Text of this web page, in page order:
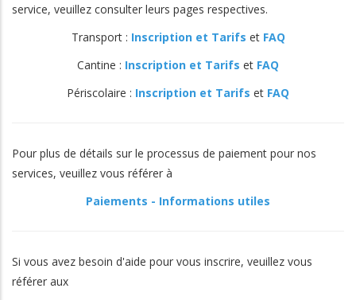
service, veuillez consulter leurs pages respectives.
Transport : Inscription et Tarifs et FAQ
Cantine : Inscription et Tarifs et FAQ
Périscolaire : Inscription et Tarifs et FAQ
Pour plus de détails sur le processus de paiement pour nos
services, veuillez vous référer à
Paiements - Informations utiles
Si vous avez besoin d'aide pour vous inscrire, veuillez vous
référer aux